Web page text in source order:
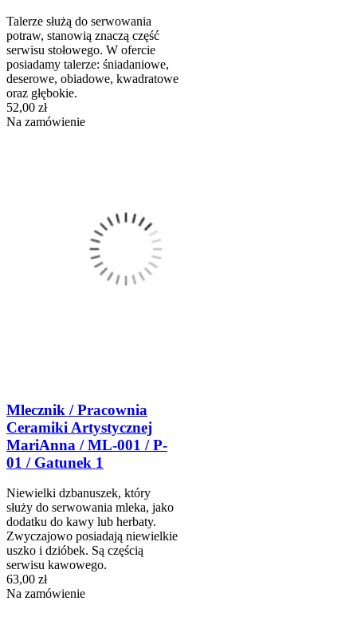
Talerze służą do serwowania
potraw, stanowią znaczą część
serwisu stołowego. W ofercie
posiadamy talerze: śniadaniowe,
deserowe, obiadowe, kwadratowe
oraz głębokie.
52,00 zł
Na zamówienie
Mlecznik / Pracownia
Ceramiki Artystycznej
MariAnna / ML-001 / P-
01 / Gatunek 1
Niewielki dzbanuszek, który
służy do serwowania mleka, jako
dodatku do kawy lub herbaty.
Zwyczajowo posiadają niewielkie
uszko i dzióbek. Są częścią
serwisu kawowego.
63,00 zł
Na zamówienie